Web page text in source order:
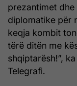
prezantimet dhe
diplomatike për
keqja kombit
tërë ditën me
shqiptarësh!”,
Telegrafi.